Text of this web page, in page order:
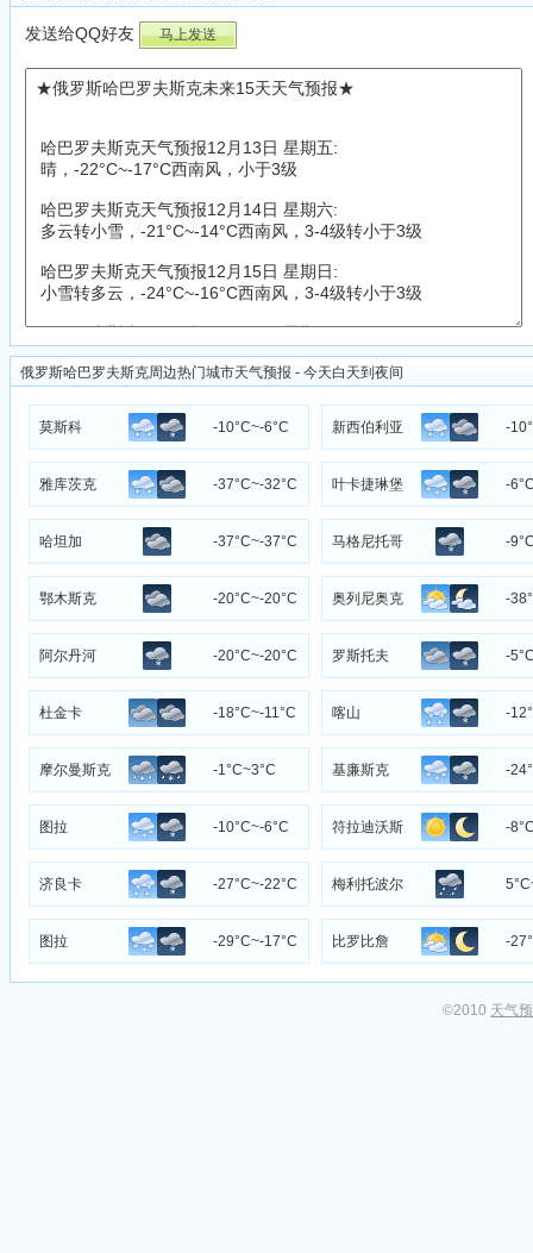
发送给QQ好友
俄罗斯哈巴罗夫斯克周边热门城市天气预报 - 今天白天到夜间
莫斯科 -10°C~-6°C 新西伯利亚 -
雅库茨克 -37°C~-32°C 叶卡捷琳堡 -
哈坦加 -37°C~-37°C 马格尼托哥 -
鄂木斯克 -20°C~-20°C 奥列尼奥克 -
阿尔丹河 -20°C~-20°C 罗斯托夫 -
杜金卡 -18°C~-11°C 喀山 -
摩尔曼斯克 -1°C~3°C 基廉斯克 -
图拉 -10°C~-6°C 符拉迪沃斯 -
济良卡 -27°C~-22°C 梅利托波尔
图拉 -29°C~-17°C 比罗比詹 -
©2010 天气